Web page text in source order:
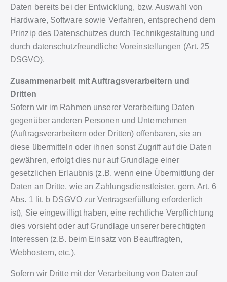
Daten bereits bei der Entwicklung, bzw. Auswahl von
Hardware, Software sowie Verfahren, entsprechend dem
Prinzip des Datenschutzes durch Technikgestaltung und
durch datenschutzfreundliche Voreinstellungen (Art. 25
DSGVO).
Zusammenarbeit mit Auftragsverarbeitern und
Dritten
Sofern wir im Rahmen unserer Verarbeitung Daten
gegenüber anderen Personen und Unternehmen
(Auftragsverarbeitern oder Dritten) offenbaren, sie an
diese übermitteln oder ihnen sonst Zugriff auf die Daten
gewähren, erfolgt dies nur auf Grundlage einer
gesetzlichen Erlaubnis (z.B. wenn eine Übermittlung der
Daten an Dritte, wie an Zahlungsdienstleister, gem. Art. 6
Abs. 1 lit. b DSGVO zur Vertragserfüllung erforderlich
ist), Sie eingewilligt haben, eine rechtliche Verpflichtung
dies vorsieht oder auf Grundlage unserer berechtigten
Interessen (z.B. beim Einsatz von Beauftragten,
Webhostern, etc.).
Sofern wir Dritte mit der Verarbeitung von Daten auf